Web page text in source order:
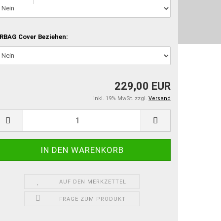
Cover Beziehen:
229,00 EUR
inkl. 19% MwSt. zzgl. Versand
AUF DEN MERKZETTEL
FRAGE ZUM PRODUKT